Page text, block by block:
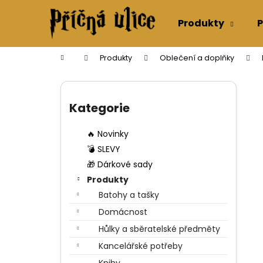
Produkty
Domů Produkty Oblečení a doplňky
kategorie
Kategorie
🔥 Novinky
💣 SLEVY
🎁 Dárkové sady
Produkty
Batohy a tašky
Domácnost
Hůlky a sběratelské předměty
Kancelářské potřeby
í
Zpět
do
Zpět
do